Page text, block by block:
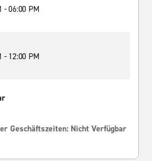
- 06:00 PM
- 12:00 PM
Geschäftszeiten: Nicht Verfügbar